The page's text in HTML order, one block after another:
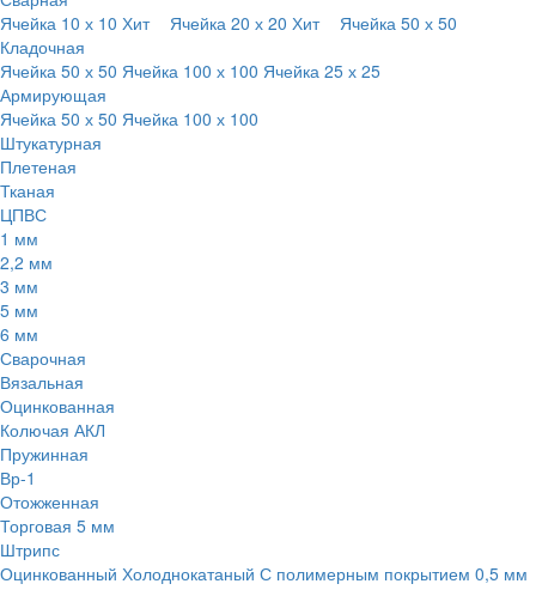
Ячейка 10 х 10 Хит Ячейка 20 х 20 Хит
Ячейка 50 х 50
Кладочная
Ячейка 50 х 50 Ячейка 100 х 100 Ячейка 25 х 25
Армирующая
Ячейка 50 х 50 Ячейка 100 х 100
Штукатурная
Плетеная
Тканая
ЦПВС
1 мм
2,2 мм
3 мм
5 мм
6 мм
Сварочная
Вязальная
Оцинкованная
Колючая АКЛ
Пружинная
Вр-1
Отожженная
Торговая 5 мм
Штрипс
Оцинкованный Холоднокатаный С полимерным покрытием 0,5 мм